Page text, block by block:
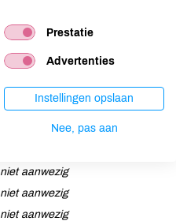
niet aanwezig
niet aanwezig
niet aanwezig
niet aanwezig
niet aanwezig
niet aanwezig
niet aanwezig
niet aanwezig
Prestatie
Advertenties
Instellingen opslaan
Nee, pas aan